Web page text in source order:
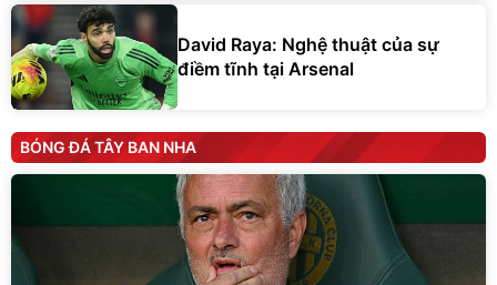
David Raya: Nghệ thuật của sự
điềm tĩnh tại Arsenal
BÓNG ĐÁ TÂY BAN NHA